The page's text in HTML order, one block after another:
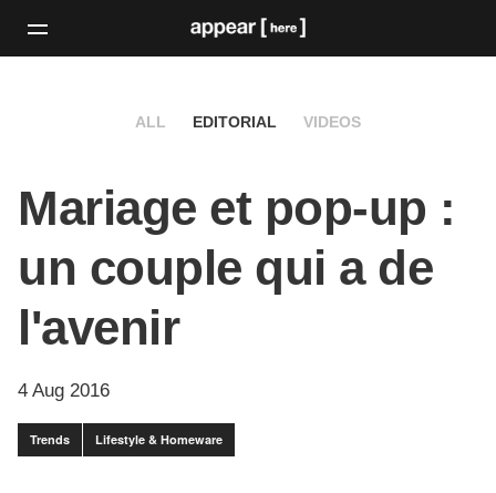
ALL EDITORIAL VIDEOS
Mariage et pop-up :
un couple qui a de
l'avenir
4 Aug 2016
Trends Lifestyle & Homeware